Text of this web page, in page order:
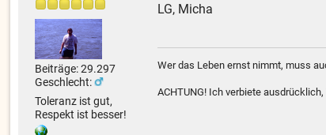
Beiträge: 29.297
Geschlecht:
Toleranz ist gut,
Respekt ist besser!
LG, Micha
Wer das Leben ernst nimmt, muss
ACHTUNG! Ich verbiete